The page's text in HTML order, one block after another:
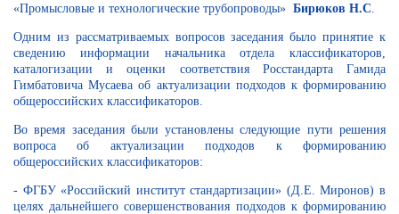
«Промысловые и технологические трубопроводы» Бирюков Н.С
Одним из рассматриваемых вопросов заседания было принятие к
сведению информации начальника отдела классификаторов,
каталогизации и оценки соответствия Росстандарта Гамида
Гимбатовича Мусаева об актуализации подходов к формированию
общероссийских классификаторов.
Во время заседания были установлены следующие пути решения
вопроса об актуализации подходов к формированию
общероссийских классификаторов:
- ФГБУ «Российский институт стандартизации» (Д.Е. Миронов) в
целях дальнейшего совершенствования подходов к формированию